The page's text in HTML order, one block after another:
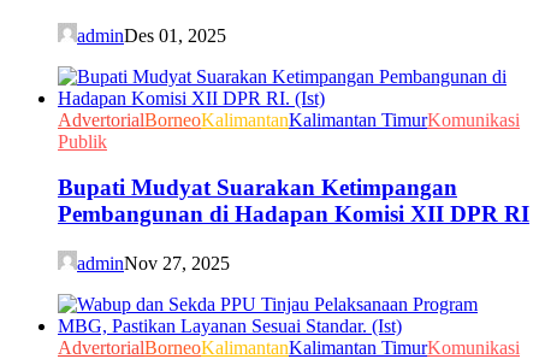
adminDes 01, 2025
AdvertorialBorneoKalimantanKalimantan TimurKomunikasi
Publik
Bupati Mudyat Suarakan Ketimpangan
Pembangunan di Hadapan Komisi XII DPR RI
adminNov 27, 2025
AdvertorialBorneoKalimantanKalimantan TimurKomunikasi